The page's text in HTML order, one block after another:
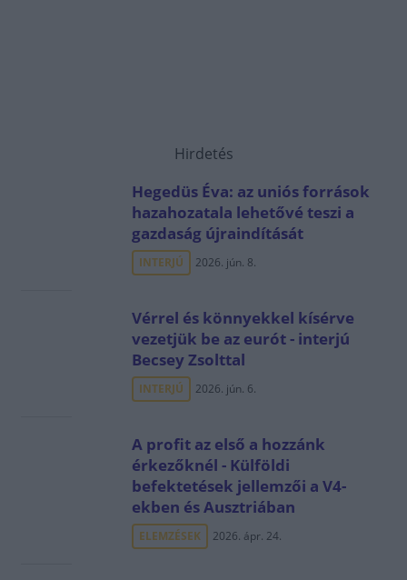
Hirdetés
Hegedüs Éva: az uniós források
hazahozatala lehetővé teszi a
gazdaság újraindítását
INTERJÚ 2026. jún. 8.
Vérrel és könnyekkel kísérve
vezetjük be az eurót - interjú
Becsey Zsolttal
INTERJÚ 2026. jún. 6.
A profit az első a hozzánk
érkezőknél - Külföldi
befektetések jellemzői a V4-
ekben és Ausztriában
ELEMZÉSEK 2026. ápr. 24.